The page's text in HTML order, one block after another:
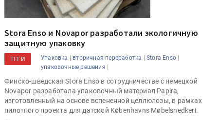
Stora Enso и Novapor разработали экологичную
защитную упаковку
ТЕГИ Упаковка | вторичная переработка |Stora Enso |
упаковочные решения |
Финско-шведская Stora Enso в сотрудничестве с немецкой
Novapor разработала упаковочный материал Papira,
изготовленный на основе вспененной целлюлозы, в рамках
пилотного проекта для датской Københavns Møbelsnedkeri.